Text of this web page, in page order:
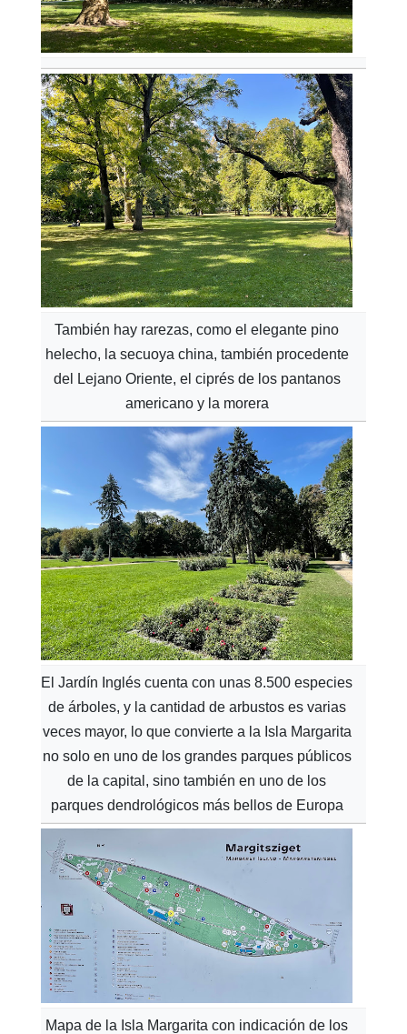
También hay rarezas, como el elegante pino
helecho, la secuoya china, también procedente
del Lejano Oriente, el ciprés de los pantanos
americano y la morera
El Jardín Inglés cuenta con unas 8.500 especies
de árboles, y la cantidad de arbustos es varias
veces mayor, lo que convierte a la Isla Margarita
no solo en uno de los grandes parques públicos
de la capital, sino también en uno de los
parques dendrológicos más bellos de Europa
Mapa de la Isla Margarita con indicación de los